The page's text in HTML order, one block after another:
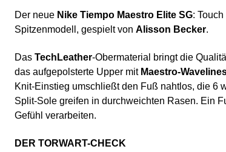
Der neue Nike Tiempo Maestro Elite SG:
Spitzenmodell, gespielt von Alisson Becker.
Das TechLeather-Obermaterial bringt die
das aufgepolsterte Upper mit Maestro-
Knit-Einstieg umschließt den Fuß nahtlos, die 6
Split-Sole greifen in durchweichten Rasen. Ein
Gefühl verarbeiten.
DER TORWART-CHECK